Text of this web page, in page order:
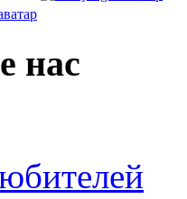
нас